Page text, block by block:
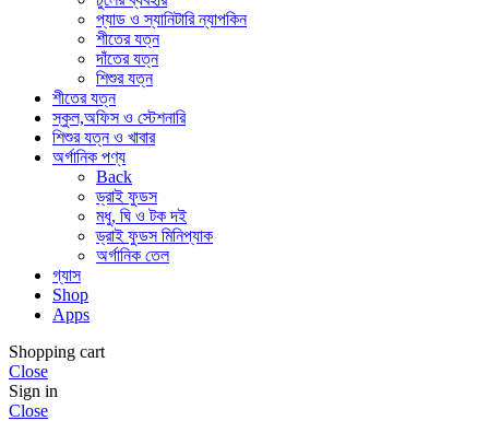
প্যাড ও স্যানিটারি ন্যাপকিন
শীতের যত্ন
দাঁতের যত্ন
শিশুর যত্ন
শীতের যত্ন
স্কুল,অফিস ও স্টেশনারি
শিশুর যত্ন ও খাবার
অর্গানিক পণ্য
Back
ড্রাই ফুডস
মধু, ঘি ও টক দই
ড্রাই ফুডস মিনিপ্যাক
অর্গানিক তেল
গ্যাস
Shop
Apps
Shopping cart
Close
Sign in
Close